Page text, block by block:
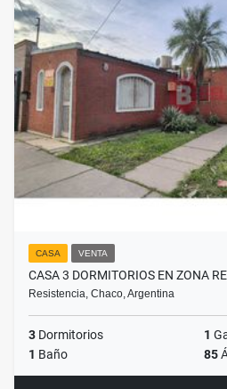
CASA VENTA
CASA 3 DORMITORIOS EN ZONA
Resistencia, Chaco, Argentina
3 Dormitorios 1
1 Baño 85